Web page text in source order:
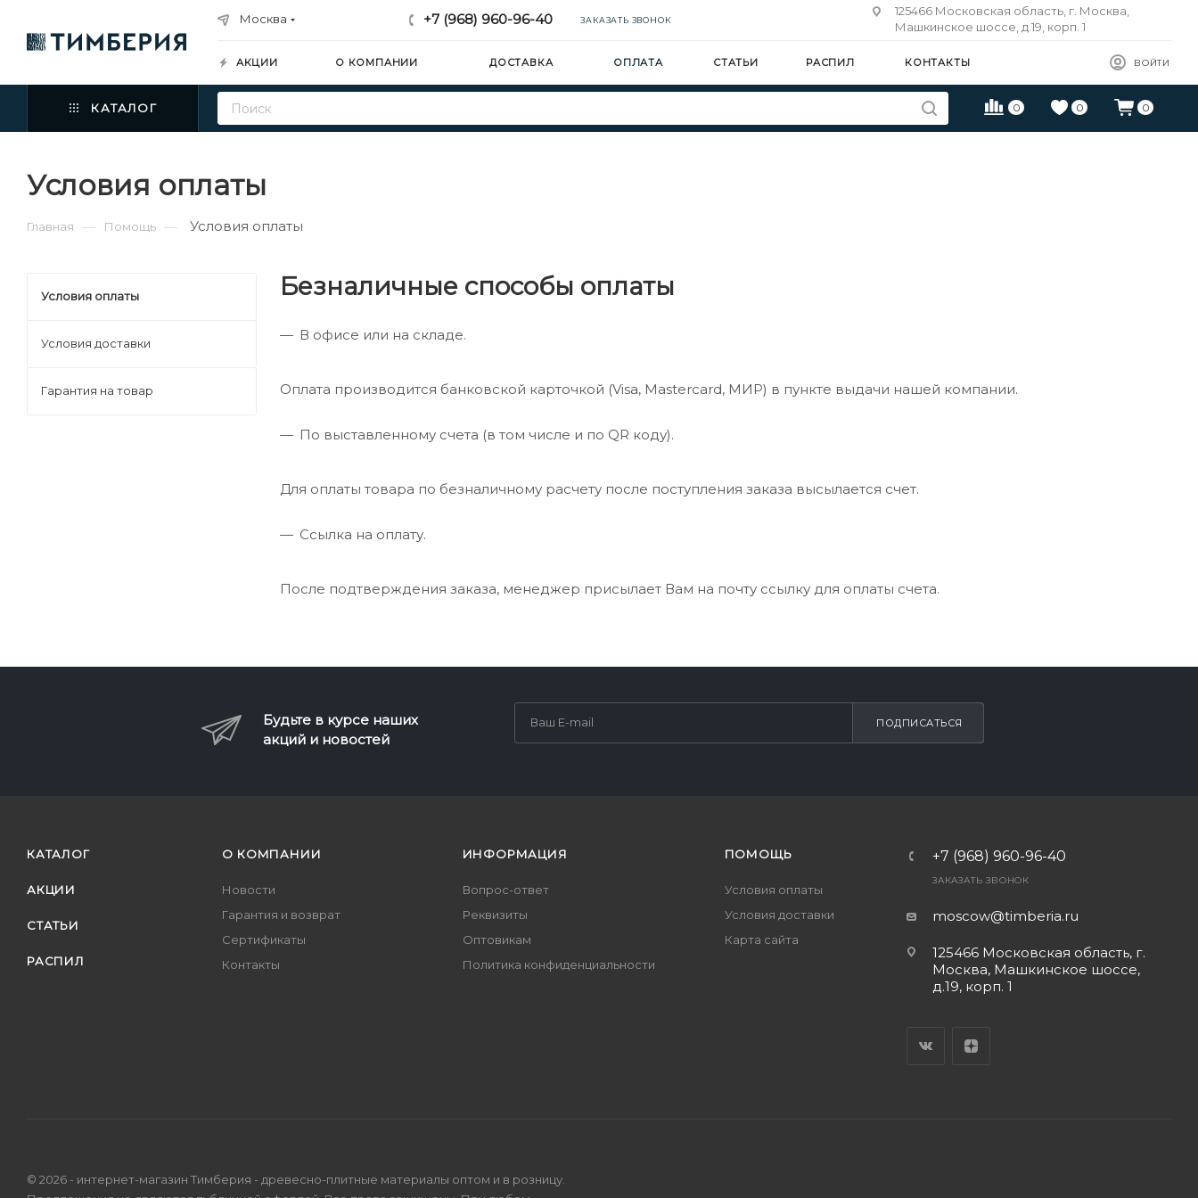
Москва +7 (968) 960-96-40 ЗАКАЗАТЬ ЗВОНОК
125466 Московская область, г. Москва,
Машкинское шоссе, д.19, корп. 1
ВОЙТИ
АКЦИИ О КОМПАНИИ ДОСТАВКА ОПЛАТА СТАТЬИ РАСПИЛ КОНТАКТЫ
0 0 0
КАТАЛОГ
Условия оплаты
Главная — Помощь — Условия оплаты
Безналичные способы оплаты
В офисе или на складе.
Оплата производится банковской карточкой (Visa, Mastercard, МИР) в пункте выдачи нашей компании.
По выставленному счета (в том числе и по QR коду).
Для оплаты товара по безналичному расчету после поступления заказа высылается счет.
Ссылка на оплату.
После подтверждения заказа, менеджер присылает Вам на почту ссылку для оплаты счета.
Условия оплаты
Условия доставки
Гарантия на товар
Будьте в курсе наших
акций и новостей
ПОДПИСАТЬСЯ
КАТАЛОГ
АКЦИИ
СТАТЬИ
РАСПИЛ
О КОМПАНИИ
Новости
Гарантия и возврат
Сертификаты
Контакты
ИНФОРМАЦИЯ
Вопрос-ответ
Реквизиты
Оптовикам
Политика конфиденциальности
ПОМОЩЬ
Условия оплаты
Условия доставки
Карта сайта
+7 (968) 960-96-40
ЗАКАЗАТЬ ЗВОНОК
moscow@timberia.ru
125466 Московская область, г.
Москва, Машкинское шоссе,
д.19, корп. 1
© 2026 - интернет-магазин Тимберия - древесно-плитные материалы оптом и в розницу.